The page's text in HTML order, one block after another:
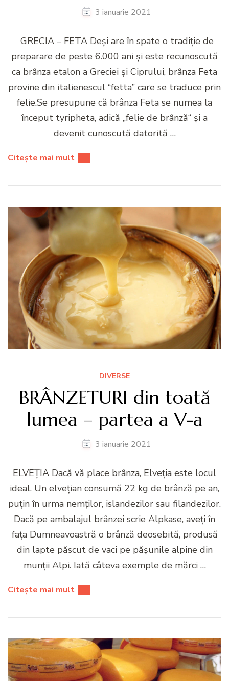
3 ianuarie 2021
GRECIA – FETA Deși are în spate o tradiție de
preparare de peste 6.000 ani și este recunoscută
ca brânza etalon a Greciei și Ciprului, brânza Feta
provine din italienescul “fetta” care se traduce prin
felie.Se presupune că brânza Feta se numea la
început tyripheta, adică „felie de brânză“ și a
devenit cunoscută datorită …
Citește mai mult
DIVERSE
BRÂNZETURI din toată
lumea – partea a V-a
3 ianuarie 2021
ELVEȚIA Dacă vă place brânza, Elveția este locul
ideal. Un elvețian consumă 22 kg de brânză pe an,
puțin în urma nemților, islandezilor sau filandezilor.
Dacă pe ambalajul brânzei scrie Alpkase, aveți în
fața Dumneavoastră o brânză deosebită, produsă
din lapte păscut de vaci pe pășunile alpine din
munții Alpi. Iată câteva exemple de mărci …
Citește mai mult